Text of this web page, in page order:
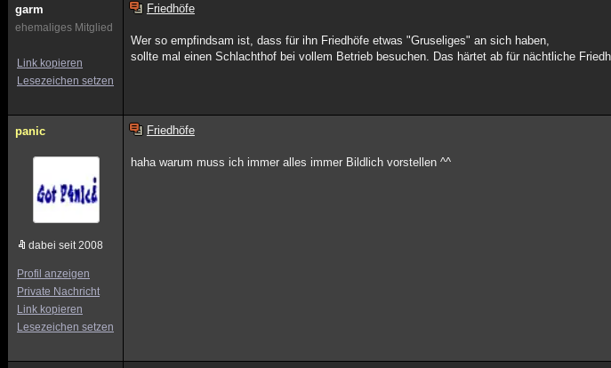
garm
ehemaliges Mitglied
Link kopieren
Lesezeichen setzen
Friedhöfe
Wer so empfindsam ist, dass für ihn Friedhöfe etwas "Gruseliges" an sich haben,
sollte mal einen Schlachthof bei vollem Betrieb besuchen. Das härtet ab für nächtliche
panic
dabei seit 2008
Profil anzeigen
Private Nachricht
Link kopieren
Lesezeichen setzen
Friedhöfe
haha warum muss ich immer alles immer Bildlich vorstellen ^^